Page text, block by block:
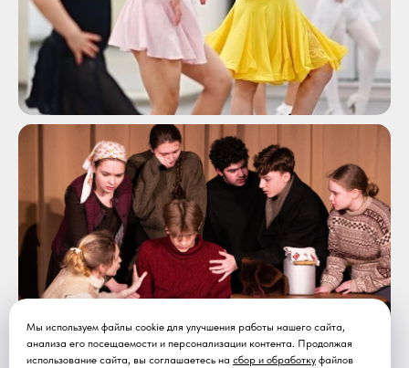
Мы используем файлы cookie для улучшения работы нашего сайта,
анализа его посещаемости и персонализации контента. Продолжая
использование сайта, вы соглашаетесь на сбор и обработку файлов